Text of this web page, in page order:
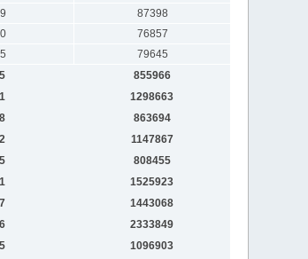
87398
76857
79645
855966
1298663
863694
1147867
808455
1525923
1443068
2333849
1096903